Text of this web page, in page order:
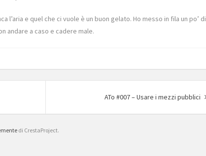
l’aria e quel che ci vuole è un buon gelato. Ho messo in fila un po’ di
andare a caso e cadere male.
ATo #007 – Usare i mezzi pubblici
di CrestaProject.